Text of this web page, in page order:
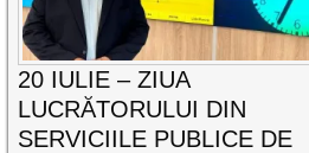
20 IULIE – ZIUA
LUCRĂTORULUI DIN
SERVICIILE PUBLICE DE